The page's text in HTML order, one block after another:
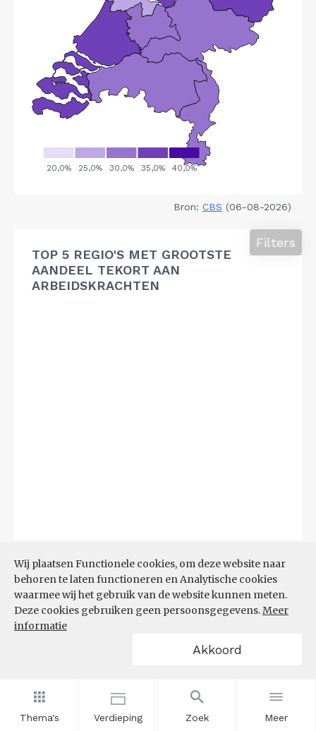
Thema's Verdieping Zoek Meer
Wij plaatsen Functionele cookies, om deze website naar
behoren te laten functioneren en Analytische cookies
waarmee wij het gebruik van de website kunnen meten.
Deze cookies gebruiken geen persoonsgegevens.Meer
informatie
Akkoord
Bron: CBS (06-08-2026)
TOP 5 REGIO'S MET GROOTSTE
AANDEEL TEKORT AAN
ARBEIDSKRACHTEN
Filters
TOP 10 REGIO'S MET KLEINSTE
AANDEEL TEKORT AAN
ARBEIDSKRACHTEN
Filters